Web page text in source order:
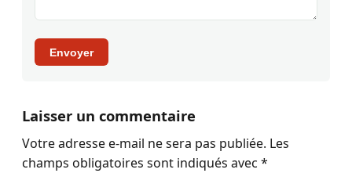
Envoyer
Laisser un commentaire
Votre adresse e-mail ne sera pas publiée. Les
champs obligatoires sont indiqués avec *